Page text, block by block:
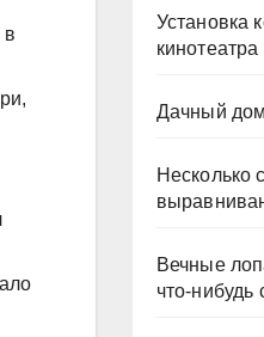
в
Установка
Дачный
Несколько
Вечные
что-